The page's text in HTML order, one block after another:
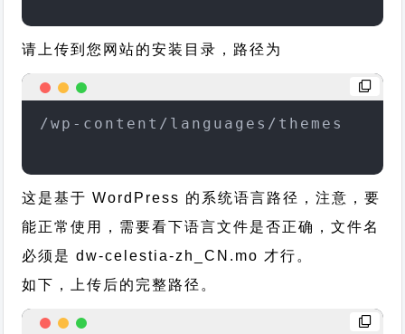
请上传到您网站的安装目录，路径为
/wp-content/languages/themes
这是基于 WordPress 的系统语言路径，注意，要
能正常使用，需要看下语言文件是否正确，文件名
必须是 dw-celestia-zh_CN.mo 才行。
如下，上传后的完整路径。